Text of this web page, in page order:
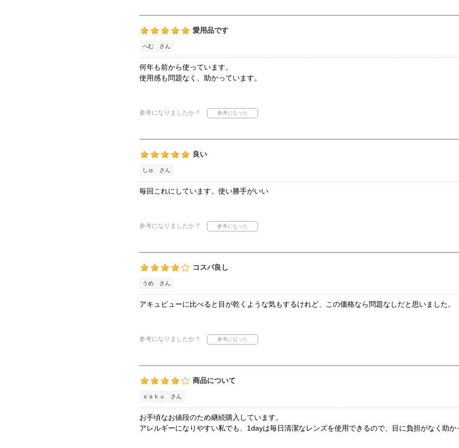
愛用品です
へむ さん
何年も前から使っています。
使用感も問題なく、助かっています。
参考になりましたか？
良い
しゅ さん
毎回これにしています。使い勝手がいい
参考になりましたか？
コスパ良し
うめ さん
アキュビューに比べると目が乾くような気もするけれど、この価格なら問題なしだと思いました。
参考になりましたか？
商品について
ｓａｋｕ さん
お手頃なお値段のため継続購入しています。
アレルギーになりやすい私でも、1dayは毎日清潔なレンズを使用できるので、目に負担がなく助か